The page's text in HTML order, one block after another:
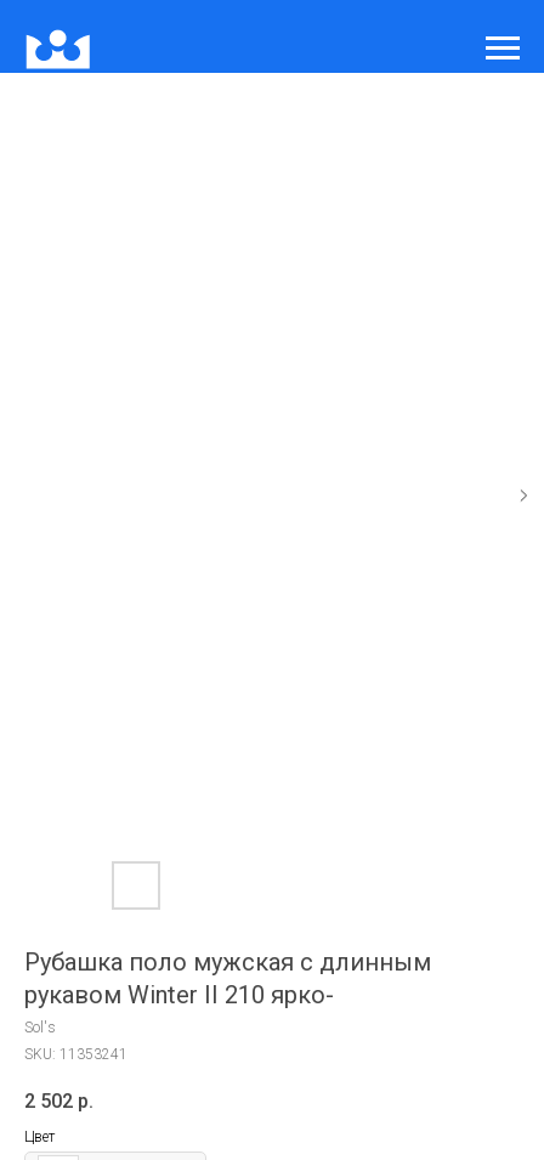
Рубашка поло мужская с длинным
рукавом Winter II 210 ярко-
Sol's
SKU: 11353241
2 502 р.
Цвет